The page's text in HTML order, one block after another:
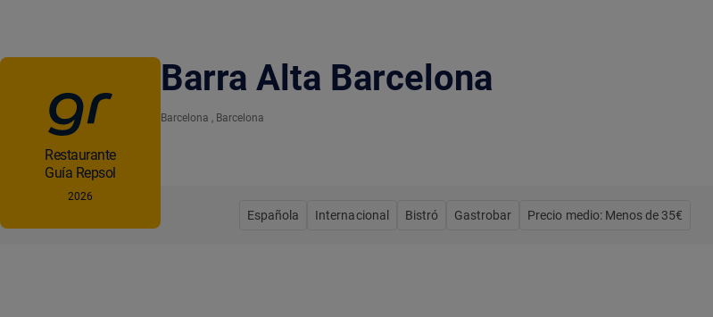
Barra Alta Barcelona
Barcelona , Barcelona
Restaurante
Guía Repsol
2026
Española Internacional Bistró Gastrobar Precio medio: Menos de 35€